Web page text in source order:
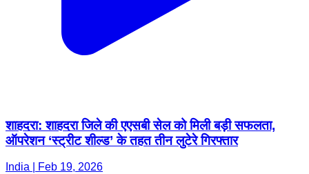
शाहदरा: शाहदरा जिले की एएसबी सेल को मिली बड़ी सफलता,
ऑपरेशन ‘स्ट्रीट शील्ड’ के तहत तीन लुटेरे गिरफ्तार
India | Feb 19, 2026